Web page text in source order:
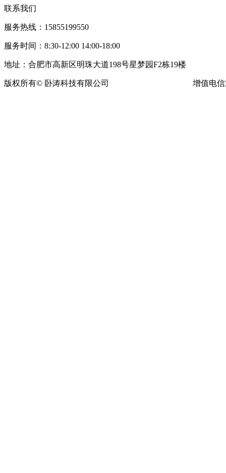
联系我们
服务热线：15855199550
服务时间：8:30-12:00 14:00-18:00
地址：合肥市高新区明珠大道198号星梦园F2栋19楼
版权所有© 卧涛科技有限公司 增值电